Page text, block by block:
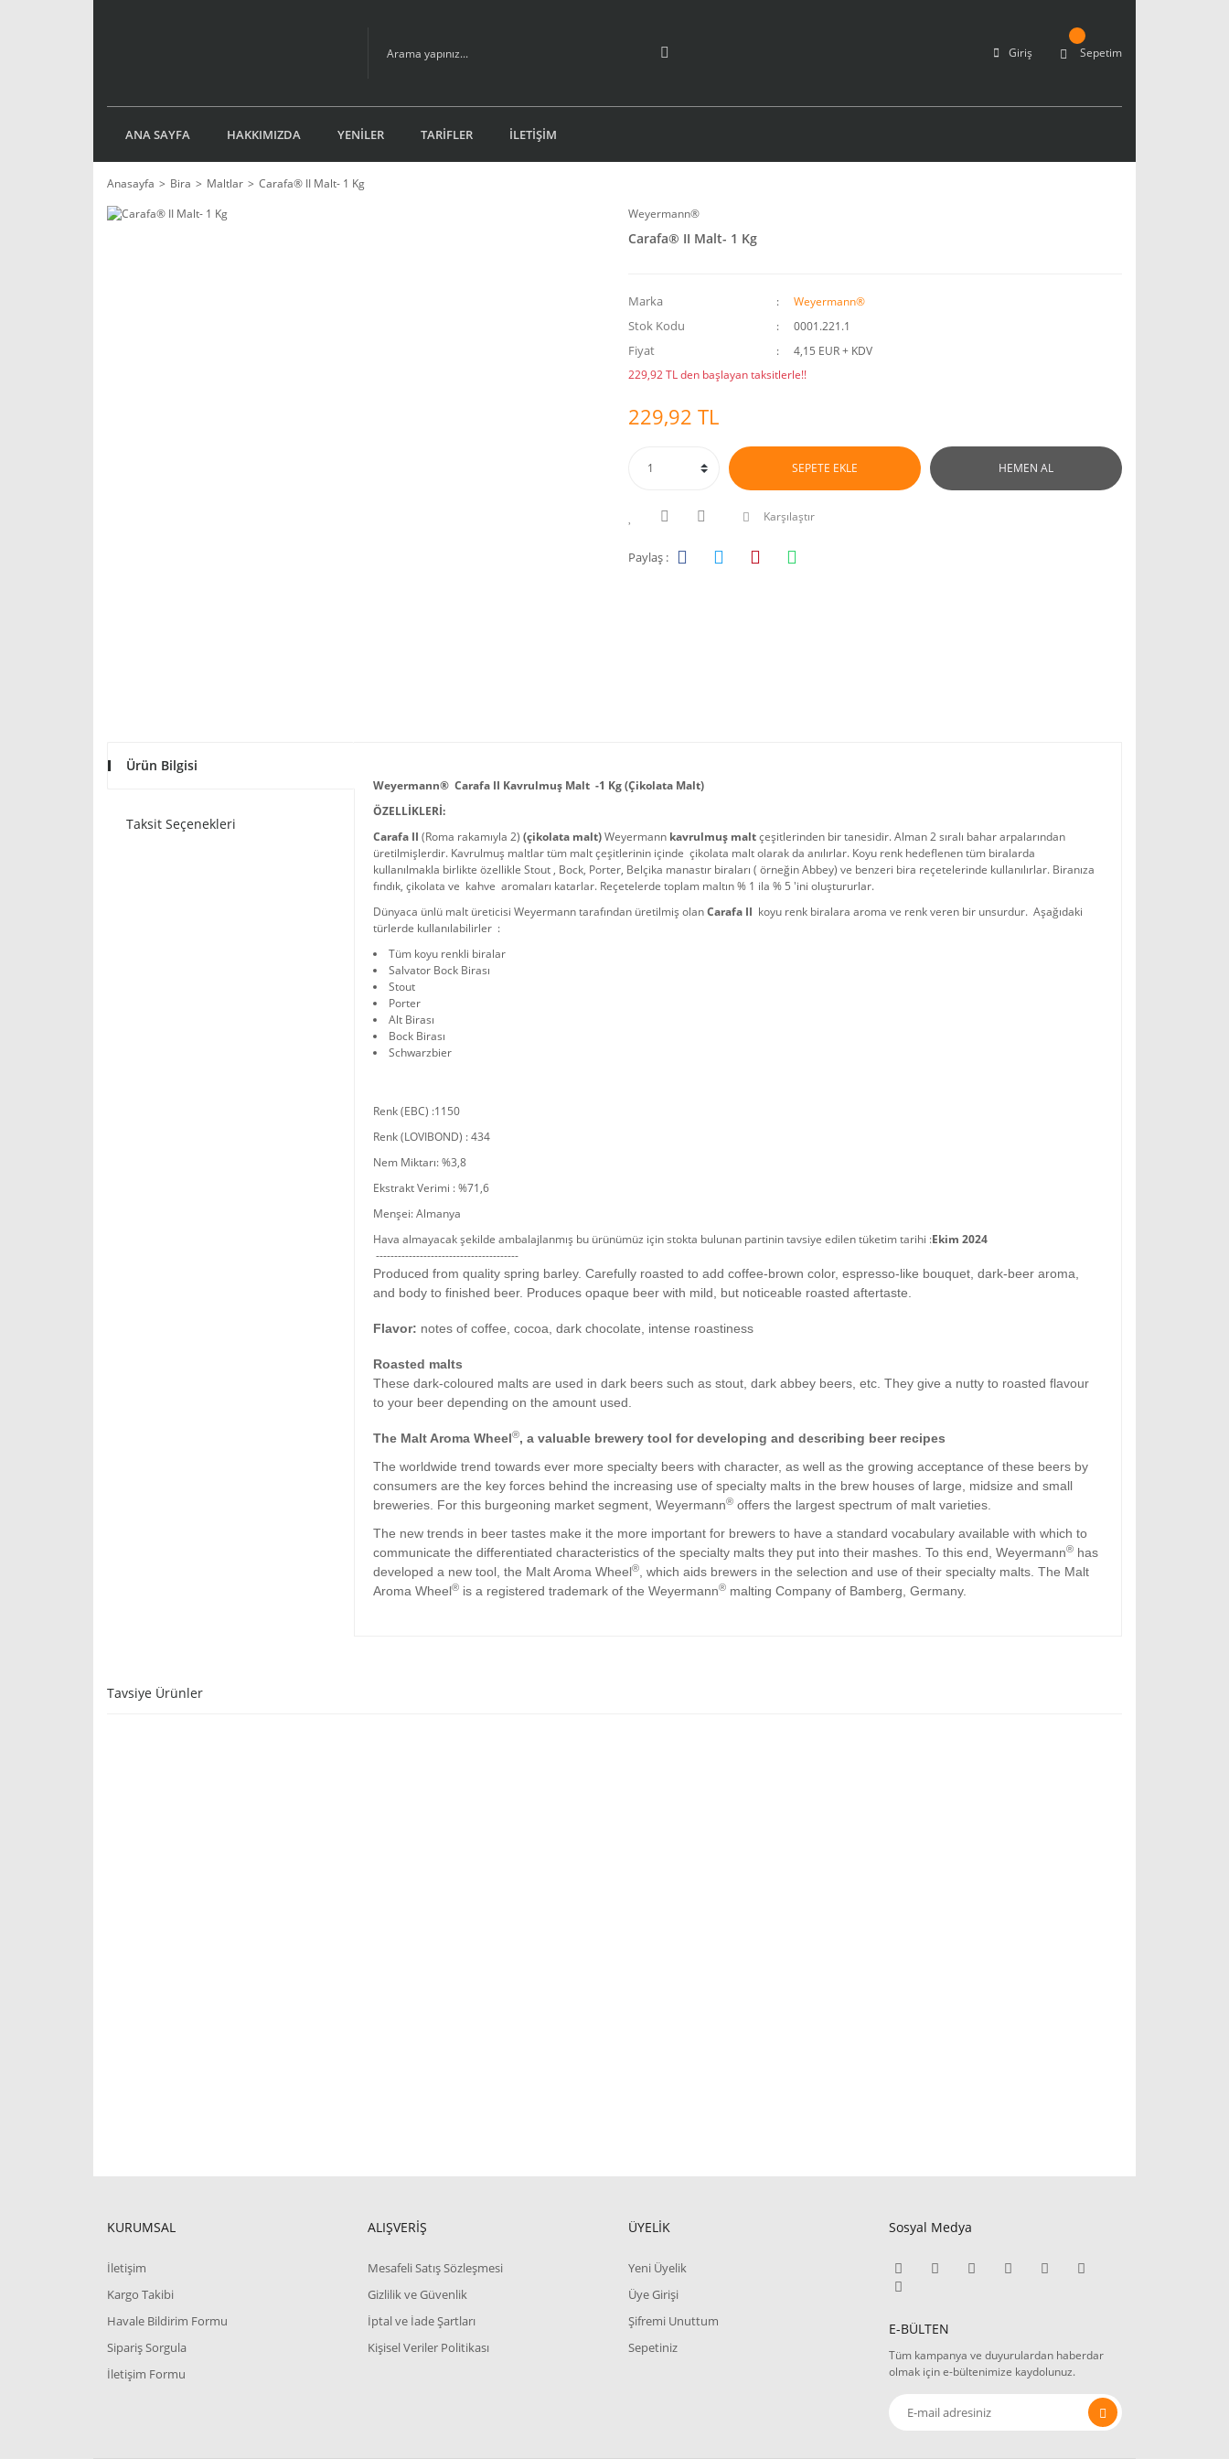
Giriş Sepetim
ANA SAYFA HAKKIMIZDA YENİLER TARİFLER İLETİŞİM
Anasayfa Bira Maltlar
Carafa® II Malt- 1 Kg
Weyermann®
Carafa® II Malt- 1 Kg
Marka Weyermann®
Stok Kodu 0001.221.1
Fiyat
4,15 EUR + KDV
229,92 TL den başlayan taksitlerle!!
229,92 TL
SEPETE EKLE HEMEN AL
Karşılaştır
Paylaş :
Ürün Bilgisi
Taksit Seçenekleri
Weyermann® Carafa II Kavrulmuş Malt -1 Kg (Çikolata Malt)
ÖZELLİKLERİ:
Carafa II (Roma rakamıyla 2) (çikolata malt)Weyermann kavrulmuş maltçeşitlerinden bir tanesidir. Alman 2 sıralı bahar arpalarından
üretilmişlerdir. Kavrulmuş maltlar tüm malt çeşitlerinin içinde çikolata malt olarak da anılırlar. Koyu renk hedeflenen tüm biralarda
kullanılmakla birlikte özellikle Stout , Bock, Porter, Belçika manastır biraları ( örneğin Abbey) ve benzeri bira reçetelerinde kullanılırlar. Biranıza
fındık, çikolata ve kahve aromaları katarlar. Reçetelerde toplam maltın % 1 ila % 5 'ini oluştururlar.
Dünyaca ünlü malt üreticisi Weyermann tarafından üretilmiş olanCarafa II koyu renk biralara aroma ve renk veren bir unsurdur. Aşağıdaki
türlerde kullanılabilirler :
Tüm koyu renkli biralar
Salvator Bock Birası
Stout
Porter
Alt Birası
Bock Birası
Schwarzbier
Renk (EBC) :1150
Renk (LOVIBOND) : 434
Nem Miktarı: %3,8
Ekstrakt Verimi : %71,6
Menşei: Almanya
Hava almayacak şekilde ambalajlanmış bu ürünümüz için stokta bulunan partinin tavsiye edilen tüketim tarihi :Ekim 2024
---------------------------------------
Produced from quality spring barley. Carefully roasted to add coffee-brown color, espresso-like bouquet, dark-beer aroma,
and body to finished beer. Produces opaque beer with mild, but noticeable roasted aftertaste.
Flavor: notes of coffee, cocoa, dark chocolate, intense roastiness
Roasted malts
These dark-coloured malts are used in dark beers such as stout, dark abbey beers, etc. They give a nutty to roasted flavour
to your beer depending on the amount used.
The Malt Aroma Wheel®, a valuable brewery tool for developing and describing beer recipes
The worldwide trend towards ever more specialty beers with character, as well as the growing acceptance of these beers by
consumers are the key forces behind the increasing use of specialty malts in the brew houses of large, midsize and small
breweries. For this burgeoning market segment, Weyermann® offers the largest spectrum of malt varieties.
The new trends in beer tastes make it the more important for brewers to have a standard vocabulary available with which to
communicate the differentiated characteristics of the specialty malts they put into their mashes. To this end, Weyermann® has
developed a new tool, the Malt Aroma Wheel®
, which aids brewers in the selection and use of their specialty malts. The Malt
Aroma Wheel® is a registered trademark of the Weyermann® malting Company of Bamberg, Germany.
Tavsiye Ürünler
KURUMSAL
İletişim
Kargo Takibi
Havale Bildirim Formu
Sipariş Sorgula
İletişim Formu
ALIŞVERİŞ
Mesafeli Satış Sözleşmesi
Gizlilik ve Güvenlik
İptal ve İade Şartları
Kişisel Veriler Politikası
ÜYELİK
Yeni Üyelik
Üye Girişi
Şifremi Unuttum
Sepetiniz
Sosyal Medya
E-BÜLTEN
Tüm kampanya ve duyurulardan haberdar
olmak için e-bültenimize kaydolunuz.